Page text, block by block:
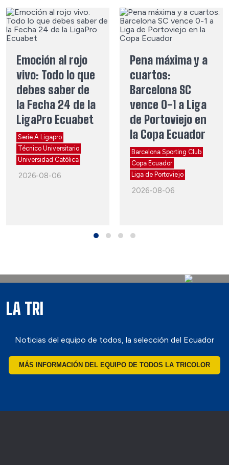
Emoción al rojo
vivo: Todo lo que
debes saber de
la Fecha 24 de la
LigaPro Ecuabet
Serie A Ligapro
Técnico Universitario
Universidad Católica
2026-08-06
Pena máxima y a
cuartos:
Barcelona SC
vence 0-1 a Liga
de Portoviejo en
la Copa Ecuador
Barcelona Sporting Club
Copa Ecuador
Liga de Portoviejo
2026-08-06
LA TRI
Noticias del equipo de todos, la selección del Ecuador
MÁS INFORMACIÓN DEL EQUIPO DE TODOS LA TRICOLOR